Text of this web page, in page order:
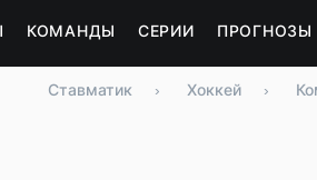
КОМАНДЫ СЕРИИ ПРОГНОЗЫ
Ставматик › Хоккей ›